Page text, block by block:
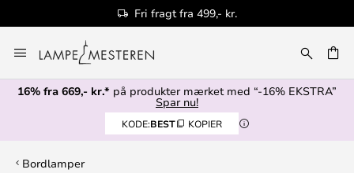
Fri fragt fra 499,- kr.
to
Content
16% fra 669,- kr.* på produkter mærket med “-16% EKSTRA”
Spar nu!
KODE:BEST KOPIER
Bordlamper